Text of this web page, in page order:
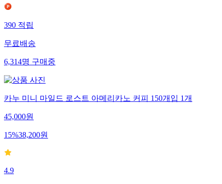
390적립
무료배송
6,314명구매중
카누 미니 마일드 로스트 아메리카노 커피 150개입 1개
45,000원
15%38,200원
4.9